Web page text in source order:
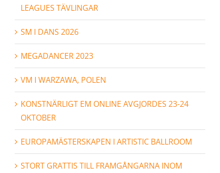
LEAGUES TÄVLINGAR
SM I DANS 2026
MEGADANCER 2023
VM I WARZAWA, POLEN
KONSTNÄRLIGT EM ONLINE AVGJORDES 23-24
OKTOBER
EUROPAMÄSTERSKAPEN I ARTISTIC BALLROOM
STORT GRATTIS TILL FRAMGÅNGARNA INOM